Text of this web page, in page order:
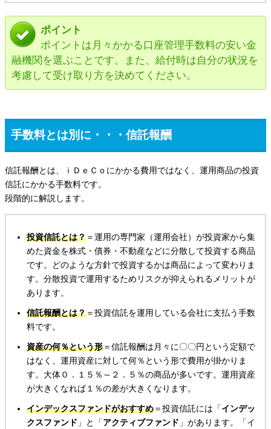
ポイント
ポイントは月々かかる口座管理手数料の安い金
融機関を選ぶことです。また、給付時は自分の状況を
考慮して受け取り方を決めてください。
手数料とは別に・・・信託報酬
信託報酬とは、ｉＤｅＣｏにかかる費用ではなく、運用商品の投資
信託にかかる手数料です。
段階的に解説します。
投資信託とは？ ＝運用の専門家（運用会社）が投資家から集
めた資金を株式・債券・不動産などに分散して投資する商品
です。どのような方針で投資するかは商品によって変わりま
す。分散投資で運用するためリスクが抑えられるメリットが
あります。
信託報酬とは？ ＝投資信託を運用している会社に支払う手数
料です。
資産の何％という形 ＝信託報酬は月々に〇〇円という定額で
はなく、運用資産に対して何％という形で費用が掛かりま
す。大体０．１５％～２．５％の商品が多いです。運用資産
が大きくなれば１％の差が大きくなります。
インデックスファンドがおすすめ ＝投資信託には「 インデッ
クスファンド 」と「 アクティブファンド 」があります。「イ